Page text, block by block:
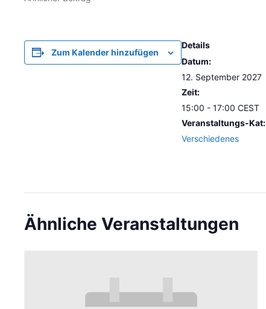
Zum Kalender hinzufügen
Details
Datum:
12. September 2027
Zeit:
15:00 - 17:00 CEST
Veranstaltungs-Kat:
Verschiedenes
Ähnliche Veranstaltungen